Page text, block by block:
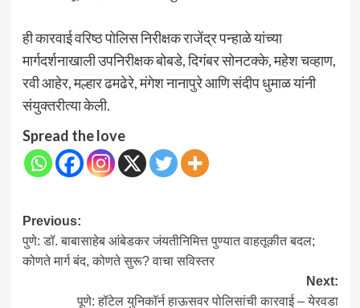
ही कारवाई वरिष्ठ पोलिस निरीक्षक राजेंद्र पन्हाळे यांच्या
मार्गदर्शनाखाली उपनिरीक्षक बोबडे, दिगंबर सोनटक्के, महेश चव्हाण,
रवी आहेर, मल्हार ढमढेरे, मंगेश नानापुरे आणि संदीप धुमाळ यांनी
संयुक्तरीत्या केली.
Spread the love
Post
navigation
Previous:
पुणे: डॉ. बाबासाहेब आंबेडकर जंयतीनिमित्त पुण्यात वाहतूकीत बदल;
कोणते मार्ग बंद, कोणते सुरू? वाचा सविस्तर
Next:
पूणे: हॉटेल युनिकॉर्न हाऊसवर पोलिसांची कारवाई – येरवडा